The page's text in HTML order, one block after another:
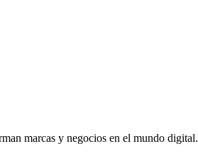
marcas y negocios en el mundo digital.